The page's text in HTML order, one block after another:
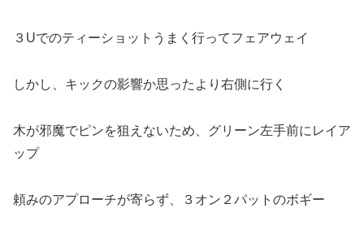
３Uでのティーショットうまく行ってフェアウェイ
しかし、キックの影響か思ったより右側に行く
木が邪魔でピンを狙えないため、グリーン左手前にレイア
ップ
頼みのアプローチが寄らず、３オン２パットのボギー